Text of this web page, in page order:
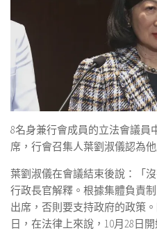
8名身兼行會成員的立法會議員
席，行會召集人葉劉淑儀認為
葉劉淑儀在會議結束後說：「
行政長官解釋。根據集體負責
出席，否則要支持政府的政策
日，在法律上來說，10月28日